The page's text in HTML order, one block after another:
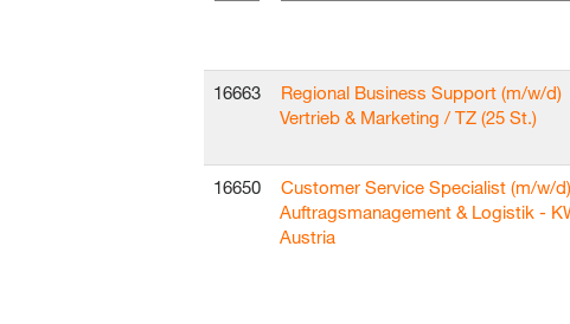
16663
Regional Business Support (m/w/d)
Vertrieb & Marketing / TZ (25 St.)
16650
Customer Service Specialist (m/w/d)
Auftragsmanagement & Logistik -
Austria